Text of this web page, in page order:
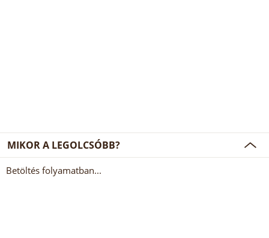
MIKOR A LEGOLCSÓBB?
Betöltés folyamatban...